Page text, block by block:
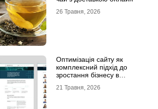
26 Травня, 2026
Оптимізація сайту як
комплексний підхід до
зростання бізнесу в
21 Травня, 2026